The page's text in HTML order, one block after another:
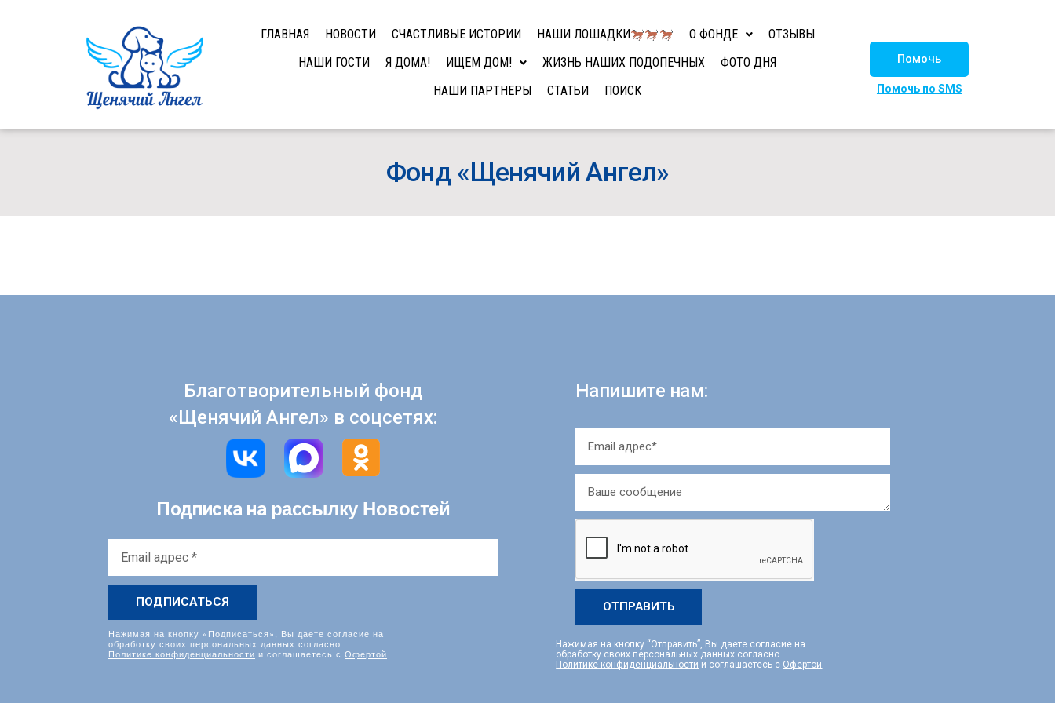
ГЛАВНАЯ НОВОСТИ СЧАСТЛИВЫЕ ИСТОРИИ НАШИ ЛОШАДКИ О ФОНДЕ
ОТЗЫВЫ
НАШИ ГОСТИ
Я ДОМА! ИЩЕМ ДОМ! ЖИЗНЬ НАШИХ ПОДОПЕЧНЫХ
ФОТО ДНЯ
НАШИ ПАРТНЕРЫ
СТАТЬИ ПОИСК
Помочь
Помочь по SMS
Фонд «Щенячий Ангел»
Благотворительный фонд
«Щенячий Ангел» в соцсетях:
Подписка на рассылку Новостей
адрес
*
Нажимая на кнопку «Подписаться», Вы даете согласие на
обработку своих персональных данных согласно
Политике конфиденциальности и соглашаетесь с Офертой
Напишите нам:
ОТПРАВИТЬ
Нажимая на кнопку “Отправить”, Вы даете согласие на
обработку своих персональных данных согласно
Политике конфиденциальности и соглашаетесь с Офертой